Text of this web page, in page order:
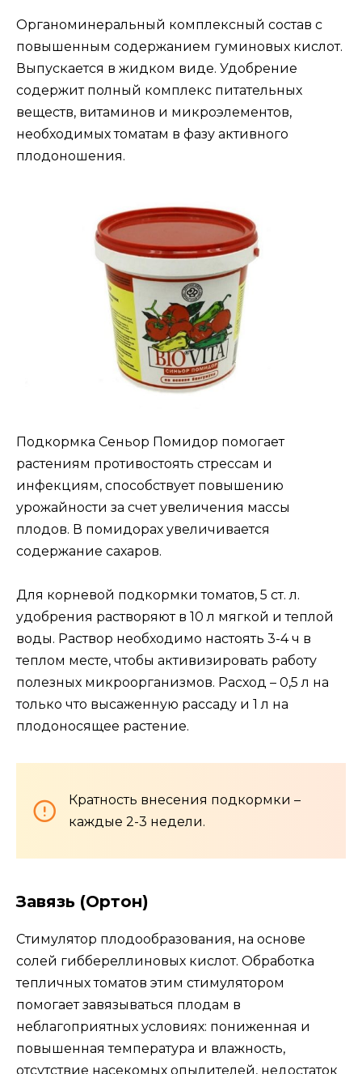
Органоминеральный комплексный состав с
повышенным содержанием гуминовых кислот.
Выпускается в жидком виде. Удобрение
содержит полный комплекс питательных
веществ, витаминов и микроэлементов,
необходимых томатам в фазу активного
плодоношения.
Подкормка Сеньор Помидор помогает
растениям противостоять стрессам и
инфекциям, способствует повышению
урожайности за счет увеличения массы
плодов. В помидорах увеличивается
содержание сахаров.
Для корневой подкормки томатов, 5 ст. л.
удобрения растворяют в 10 л мягкой и теплой
воды. Раствор необходимо настоять 3-4 ч в
теплом месте, чтобы активизировать работу
полезных микроорганизмов. Расход – 0,5 л на
только что высаженную рассаду и 1 л на
плодоносящее растение.
Кратность внесения подкормки –
каждые 2-3 недели.
Завязь (Ортон)
Стимулятор плодообразования, на основе
солей гиббереллиновых кислот. Обработка
тепличных томатов этим стимулятором
помогает завязываться плодам в
неблагоприятных условиях: пониженная и
повышенная температура и влажность,
отсутствие насекомых опылителей, недостаток